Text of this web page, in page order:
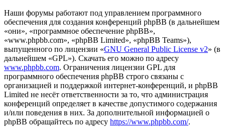
Наши форумы работают под управлением программного
обеспечения для создания конференций phpBB (в дальнейшем
«они», «программное обеспечение phpBB»,
«www.phpbb.com», «phpBB Limited», «phpBB Teams»),
выпущенного по лицензии «GNU General Public License v2» (в
дальнейшем «GPL»). Скачать его можно по адресу
www.phpbb.com. Ограничения лицензии GPL для
программного обеспечения phpBB строго связаны с
организацией и поддержкой интернет-конференций, и phpBB
Limited не несёт ответственности за то, что администрация
конференций определяет в качестве допустимого содержания
и/или поведения в них. За дополнительной информацией о
phpBB обращайтесь по адресу https://www.phpbb.com/.